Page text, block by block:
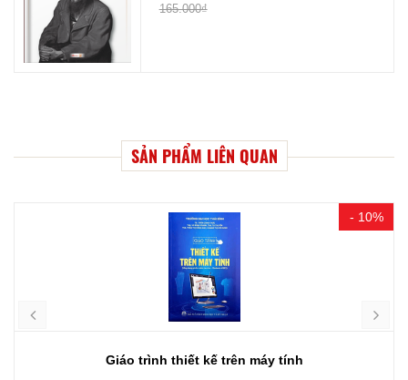
165.000₫
SẢN PHẨM LIÊN QUAN
- 10%
Giáo trình thiết kế trên máy tính